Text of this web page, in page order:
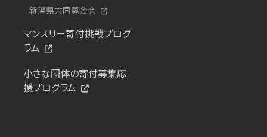
新潟県共同募金会
マンスリー寄付挑戦プログ
ラム
小さな団体の寄付募集応
援プログラム